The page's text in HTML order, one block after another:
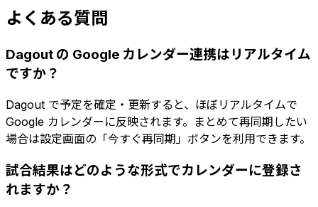
よくある質問
Dagout の Google カレンダー連携はリアルタイム
ですか？
Dagout で予定を確定・更新すると、ほぼリアルタイムで
Google カレンダーに反映されます。まとめて再同期したい
場合は設定画面の「今すぐ再同期」ボタンを利用できます。
試合結果はどのような形式でカレンダーに登録さ
れますか？